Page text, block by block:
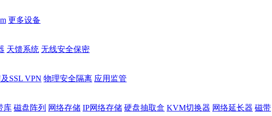
更多设备
天馈系统 无线安全保密
SSL VPN 物理安全隔离 应用监管
库 磁盘阵列 网络存储 IP网络存储 硬盘抽取盒 KVM切换器 网络延长器 磁带